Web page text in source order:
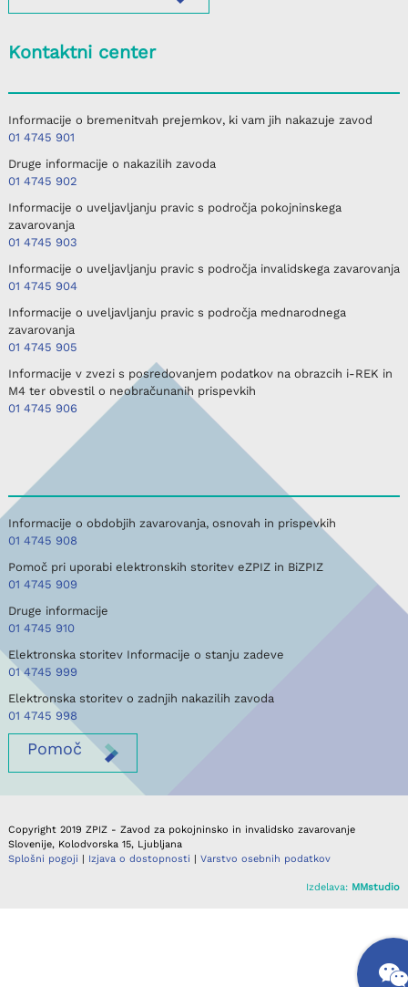
Kontaktni center
Informacije o bremenitvah prejemkov, ki vam jih nakazuje zavod
01 4745 901
Druge informacije o nakazilih zavoda
01 4745 902
Informacije o uveljavljanju pravic s področja pokojninskega
zavarovanja
01 4745 903
Informacije o uveljavljanju pravic s področja invalidskega zavarovanja
01 4745 904
Informacije o uveljavljanju pravic s področja mednarodnega
zavarovanja
01 4745 905
Informacije v zvezi s posredovanjem podatkov na obrazcih i-REK in
M4 ter obvestil o neobračunanih prispevkih
01 4745 906
Informacije o obdobjih zavarovanja, osnovah in prispevkih
01 4745 908
Pomoč pri uporabi elektronskih storitev eZPIZ in BiZPIZ
01 4745 909
Druge informacije
01 4745 910
Elektronska storitev Informacije o stanju zadeve
01 4745 999
Elektronska storitev o zadnjih nakazilih zavoda
01 4745 998
Pomoč
Copyright 2019 ZPIZ - Zavod za pokojninsko in invalidsko zavarovanje
Slovenije, Kolodvorska 15, Ljubljana
Splošni pogoji | Izjava o dostopnosti | Varstvo osebnih podatkov
Izdelava: MMstudio